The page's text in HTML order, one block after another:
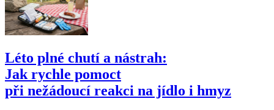
Léto plné chutí a nástrah:
Jak rychle pomoct
při nežádoucí reakci na jídlo i hmyz